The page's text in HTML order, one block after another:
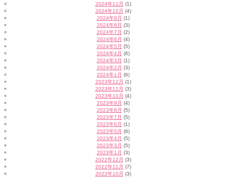
2024年11月 (1)
2024年10月 (4)
2024年9月 (1)
2024年8月 (3)
2024年7月 (2)
2024年6月 (4)
2024年5月 (5)
2024年4月 (6)
2024年3月 (1)
2024年2月 (3)
2024年1月 (6)
2023年12月 (1)
2023年11月 (3)
2023年10月 (4)
2023年9月 (4)
2023年8月 (5)
2023年7月 (5)
2023年6月 (1)
2023年5月 (6)
2023年4月 (5)
2023年3月 (5)
2023年1月 (3)
2022年12月 (3)
2022年11月 (7)
2022年10月 (3)